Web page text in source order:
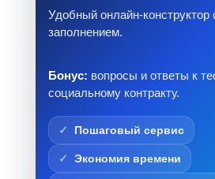
Удобный онлайн-
заполнением.
Бонус: вопросы и ответы к
социальному контракту.
Пошаговый сервис
Экономия времени